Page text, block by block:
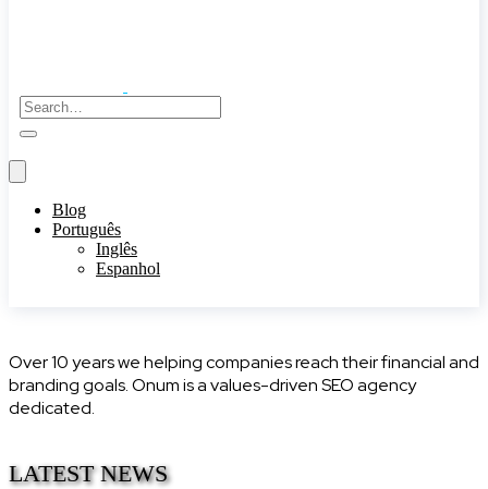
Blog
Português
Inglês
Espanhol
Over 10 years we helping companies reach their financial and
branding goals. Onum is a values-driven SEO agency
dedicated.
LATEST NEWS